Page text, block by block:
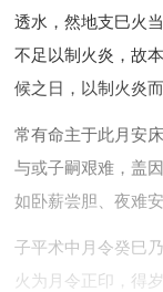
透水，然地支巳火
不足以制火炎，故
候之日，以制火炎
常有命主于此月安
与或子嗣艰难，盖
如卧薪尝胆、夜难安
子平术中月令癸巳
火为月令正印，得